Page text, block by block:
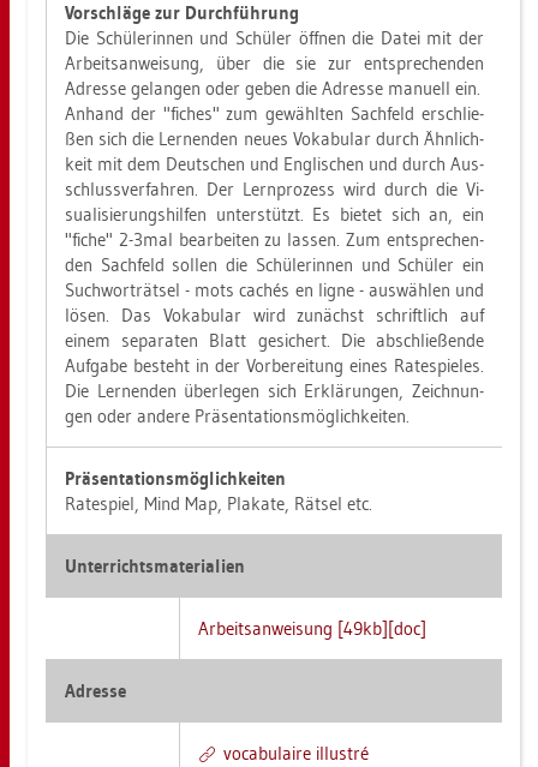
Vor­schlä­ge zur Durch­füh­rung
Die Schü­le­rin­nen und Schü­ler öff­nen die Datei mit der
Ar­beits­an­wei­sung, über die sie zur ent­spre­chen­den
Adres­se ge­lan­gen oder geben die Adres­se ma­nu­ell ein.
An­hand der "fi­ches" zum ge­wähl­ten Sach­feld er­schlie­
ßen sich die Ler­nen­den neues Vo­ka­bu­lar durch Ähn­lich­
keit mit dem Deut­schen und Eng­li­schen und durch Aus­
schluss­ver­fah­ren. Der Lern­pro­zess wird durch die Vi­
sua­li­sie­rungs­hil­fen un­ter­stützt. Es bie­tet sich an, ein
"fiche" 2-3mal be­ar­bei­ten zu las­sen. Zum ent­spre­chen­
den Sach­feld sol­len die Schü­le­rin­nen und Schü­ler ein
Such­wort­rät­sel - mots cachés en ligne - aus­wäh­len und
lösen. Das Vo­ka­bu­lar wird zu­nächst schrift­lich auf
einem se­pa­ra­ten Blatt ge­si­chert. Die ab­schlie­ßen­de
Auf­ga­be be­steht in der Vor­be­rei­tung eines Ra­te­spie­les.
Die Ler­nen­den über­le­gen sich Er­klä­run­gen, Zeich­nun­
gen oder an­de­re Prä­sen­ta­ti­ons­mög­lich­kei­ten.
Prä­sen­ta­ti­ons­mög­lich­kei­ten
Ra­te­spiel, Mind Map, Pla­ka­te, Rät­sel etc.
Un­ter­richts­ma­te­ria­li­en
Ar­beits­an­wei­sung [49kb][doc]
Adres­se
vo­ca­bu­lai­re il­lus­tré